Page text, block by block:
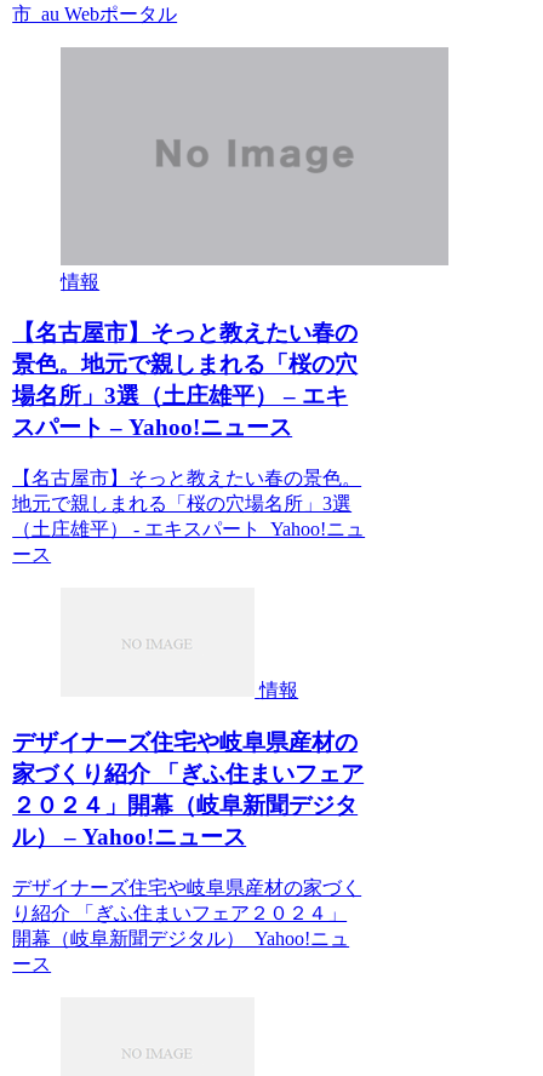
市 au Webポータル
情報
【名古屋市】そっと教えたい春の
景色。地元で親しまれる「桜の穴
場名所」3選（土庄雄平） – エキ
スパート – Yahoo!ニュース
【名古屋市】そっと教えたい春の景色。
地元で親しまれる「桜の穴場名所」3選
（土庄雄平） - エキスパート Yahoo!ニュ
ース
情報
デザイナーズ住宅や岐阜県産材の
家づくり紹介 「ぎふ住まいフェア
２０２４」開幕（岐阜新聞デジタ
ル） – Yahoo!ニュース
デザイナーズ住宅や岐阜県産材の家づく
り紹介 「ぎふ住まいフェア２０２４」
開幕（岐阜新聞デジタル） Yahoo!ニュ
ース